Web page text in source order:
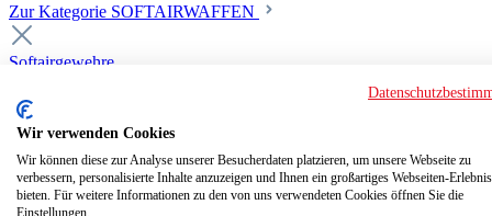
Zur Kategorie SOFTAIRWAFFEN
Softairgewehre
Deluxe Custom Guns ab 18
Softair elektrisch ab 18
Softair elektrisch ab 14
Softair gasbetrieben ab 18
Softair HPA Luftdruck ab 18
Storm HPA
Wir verwenden Cookies
Wir können diese zur Analyse unserer Besucherdaten platzieren, um unsere Webseite zu
verbessern, personalisierte Inhalte anzuzeigen und Ihnen ein großartiges Webseiten-
bieten. Für weitere Informationen zu den von uns verwendeten Cookies öffnen Sie die
Einstellungen.